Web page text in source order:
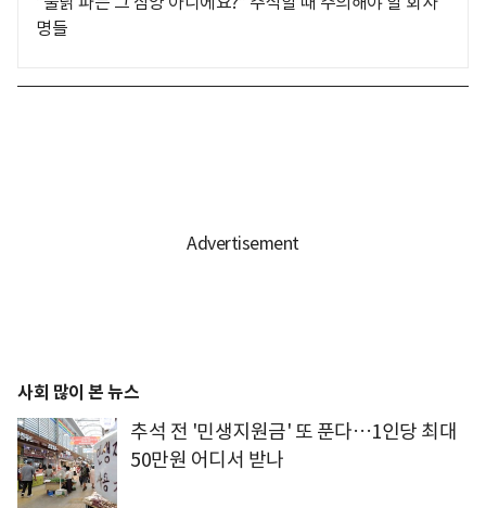
명들
사회 많이 본 뉴스
추석 전 '민생지원금' 또 푼다…1인당 최대
50만원 어디서 받나